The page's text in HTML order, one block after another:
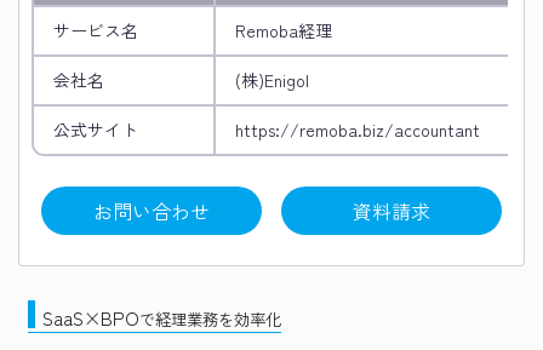
サービス名 Remoba経理
会社名 (株)Enigol
公式サイト https://remoba.biz/accountant
お問い合わせ 資料請求
SaaS×BPOで経理業務を効率化